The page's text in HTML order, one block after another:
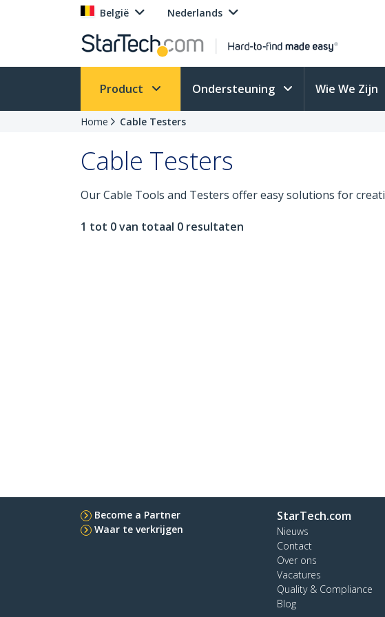
België Nederlands
Product Ondersteuning Wie We Zijn
Home Cable Testers
Cable Testers
Our Cable Tools and Testers offer easy solutions for
1 tot 0 van totaal 0 resultaten
Become a Partner
Waar te verkrijgen
StarTech.com
Nieuws
Contact
Over ons
Vacatures
Quality & Compliance
Blog